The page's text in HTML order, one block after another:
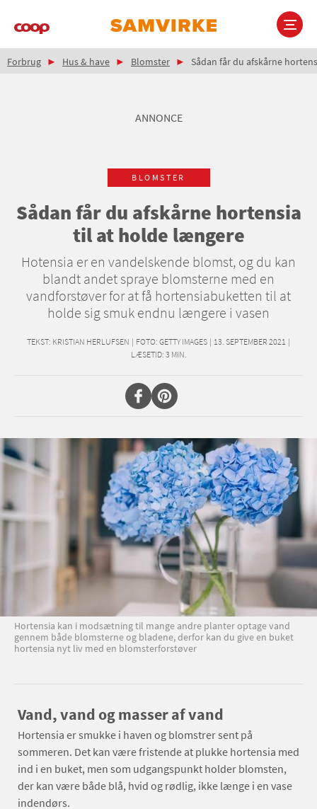
Main
Brødkrumme
Forbrug Hus & have Blomster Sådan får du afskårne
ANNONCE
BLOMSTER
Sådan får du afskårne hortensia
til at holde længere
Hotensia er en vandelskende blomst, og du kan
blandt andet spraye blomsterne med en
vandforstøver for at få hortensiabuketten til at
holde sig smuk endnu længere i vasen
TEKST: KRISTIAN HERLUFSEN | FOTO: GETTY IMAGES | 13. SEPTEMBER 2021 |
LÆSETID: 3 MIN.
Hortensia kan i modsætning til mange andre planter optage vand
gennem både blomsterne og bladene, derfor kan du give en buket
hortensia nyt liv med en blomsterforstøver
Vand, vand og masser af vand
Hortensia er smukke i haven og blomstrer sent på
sommeren. Det kan være fristende at plukke hortensia med
ind i en buket, men som udgangspunkt holder blomsten,
der kan være både blå, hvid og rødlig, ikke længe i en vase
indendørs.